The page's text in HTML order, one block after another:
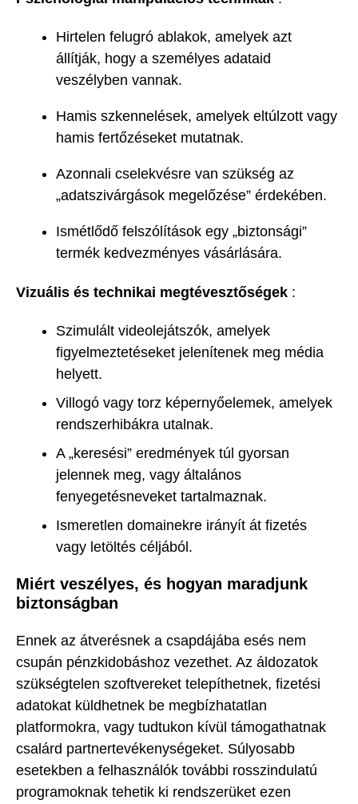
Hirtelen felugró ablakok, amelyek azt
állítják, hogy a személyes adataid
veszélyben vannak.
Hamis szkennelések, amelyek eltúlzott vagy
hamis fertőzéseket mutatnak.
Azonnali cselekvésre van szükség az
„adatszivárgások megelőzése” érdekében.
Ismétlődő felszólítások egy „biztonsági”
termék kedvezményes vásárlására.
Vizuális és technikai megtévesztőségek :
Szimulált videolejátszók, amelyek
figyelmeztetéseket jelenítenek meg média
helyett.
Villogó vagy torz képernyőelemek, amelyek
rendszerhibákra utalnak.
A „keresési” eredmények túl gyorsan
jelennek meg, vagy általános
fenyegetésneveket tartalmaznak.
Ismeretlen domainekre irányít át fizetés
vagy letöltés céljából.
Miért veszélyes, és hogyan maradjunk
biztonságban
Ennek az átverésnek a csapdájába esés nem
csupán pénzkidobáshoz vezethet. Az áldozatok
szükségtelen szoftvereket telepíthetnek, fizetési
adatokat küldhetnek be megbízhatatlan
platformokra, vagy tudtukon kívül támogathatnak
csalárd partnertevékenységeket. Súlyosabb
esetekben a felhasználók további rosszindulatú
programoknak tehetik ki rendszerüket ezen